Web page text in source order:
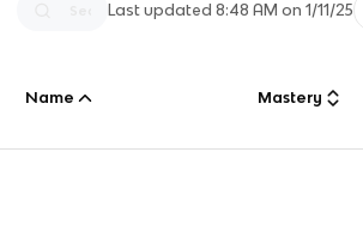
Last updated8:48 AM on 1/11/25
Name Mastery